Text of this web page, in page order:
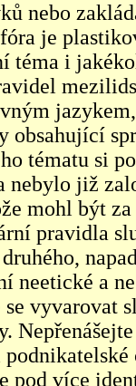
nebo
je
téma i
obsahující
tématu si
nebylo již
mohl být
pravidla
neetické a
se vyvarovat
pod více